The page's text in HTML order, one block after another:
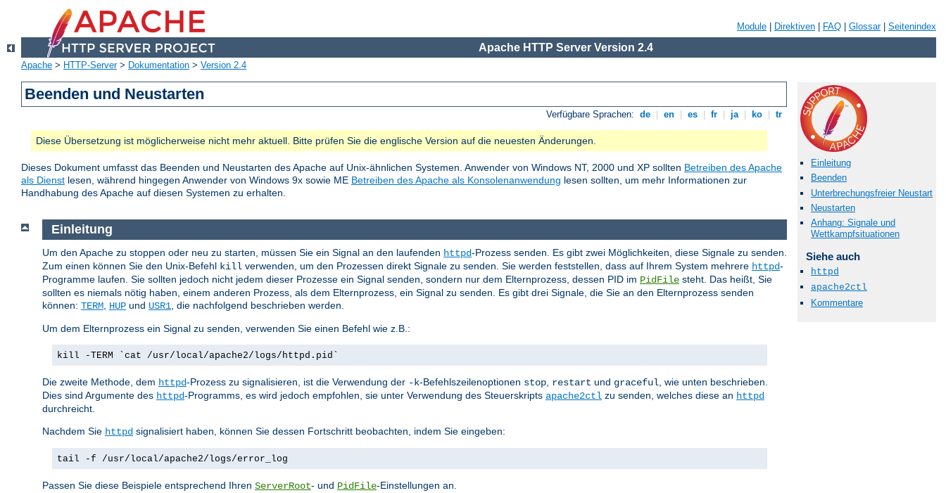
Module Direktiven FAQ Glossar| Seitenindex
Apache HTTP Server Version 2.4
Apache > HTTP-Server> Dokumentation > Version 2.4
Beenden und Neustarten
Verfügbare Sprachen: de en es fr ja ko tr
Diese Übersetzung ist möglicherweise nicht mehr aktuell. Bitte prüfen Sie die englische Version auf die neuesten Änderungen.
Dieses Dokument umfasst das Beenden und Neustarten des Apache auf Unix-ähnlichen Systemen. Anwender von Windows NT, 2000 und XP sollten Betreiben des Apache
als Dienst lesen, während hingegen Anwender von Windows 9x sowie ME Betreiben des Apache als Konsolenanwendung lesen sollten, um mehr Informationen zur
Handhabung des Apache auf diesen Systemen zu erhalten.
Einleitung
Beenden
Unterbrechungsfreier Neustart
Neustarten
Anhang: Signale und
Wettkampfsituationen
Siehe auch
httpd
apache2ctl
Kommentare
Einleitung
Um den Apache zu stoppen oder neu zu starten, müssen Sie ein Signal an den laufenden httpd-Prozess senden. Es gibt zwei Möglichkeiten, diese Signale zu senden.
Zum einen können Sie den Unix-Befehl kill verwenden, um den Prozessen direkt Signale zu senden. Sie werden feststellen, dass auf Ihrem System mehrere httpd-
Programme laufen. Sie sollten jedoch nicht jedem dieser Prozesse ein Signal senden, sondern nur dem Elternprozess, dessen PID im PidFile steht. Das heißt, Sie
sollten es niemals nötig haben, einem anderen Prozess, als dem Elternprozess, ein Signal zu senden. Es gibt drei Signale, die Sie an den Elternprozess senden
können: TERM HUP und USR1 , die nachfolgend beschrieben werden.
Um dem Elternprozess ein Signal zu senden, verwenden Sie einen Befehl wie z.B.:
kill -TERM `cat /usr/local/apache2/logs/httpd.pid`
Die zweite Methode, dem httpd-Prozess zu signalisieren, ist die Verwendung der -k-Befehlszeilenoptionen stop restart und graceful , wie unten beschrieben.
Dies sind Argumente des httpd-Programms, es wird jedoch empfohlen, sie unter Verwendung des Steuerskripts apache2ctl zu senden, welches diese an httpd
durchreicht.
Nachdem Sie httpd signalisiert haben, können Sie dessen Fortschritt beobachten, indem Sie eingeben:
tail -f /usr/local/apache2/logs/error_log
Passen Sie diese Beispiele entsprechend Ihren ServerRoot- und PidFile-Einstellungen an.